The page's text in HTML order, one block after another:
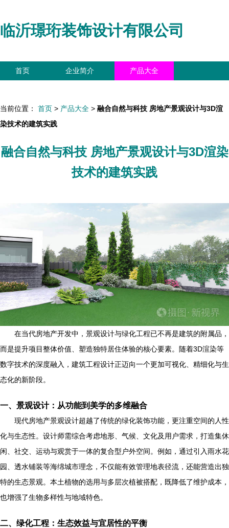
临沂璟珩装饰设计有限公司
首页 企业简介 产品大全
当前位置： 首页 > 产品大全 > 融合自然与科技 房地产景观设计与3D渲
染技术的建筑实践
融合自然与科技 房地产景观设计与3D渲染
技术的建筑实践
在当代房地产开发中，景观设计与绿化工程已不再是建筑的附属品，
而是提升项目整体价值、塑造独特居住体验的核心要素。随着3D渲染等
数字技术的深度融入，建筑工程设计正迈向一个更加可视化、精细化与生
态化的新阶段。
一、景观设计：从功能到美学的多维融合
现代房地产景观设计超越了传统的绿化装饰功能，更注重空间的人性
化与生态性。设计师需综合考虑地形、气候、文化及用户需求，打造集休
闲、社交、运动与观赏于一体的复合型户外空间。例如，通过引入雨水花
园、透水铺装等海绵城市理念，不仅能有效管理地表径流，还能营造出独
特的生态景观。本土植物的选用与多层次植被搭配，既降低了维护成本，
也增强了生物多样性与地域特色。
二、绿化工程：生态效益与宜居性的平衡